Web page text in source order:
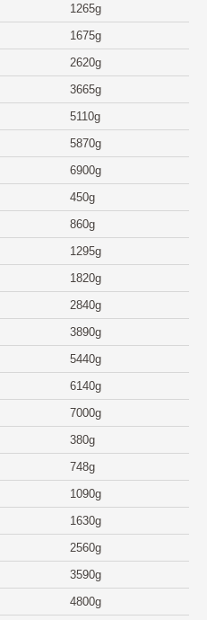
1265g
1675g
2620g
3665g
5110g
5870g
6900g
450g
860g
1295g
1820g
2840g
3890g
5440g
6140g
7000g
380g
748g
1090g
1630g
2560g
3590g
4800g